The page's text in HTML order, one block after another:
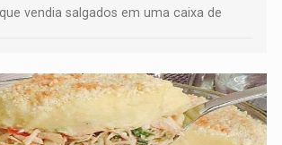
vendia salgados em uma caixa de